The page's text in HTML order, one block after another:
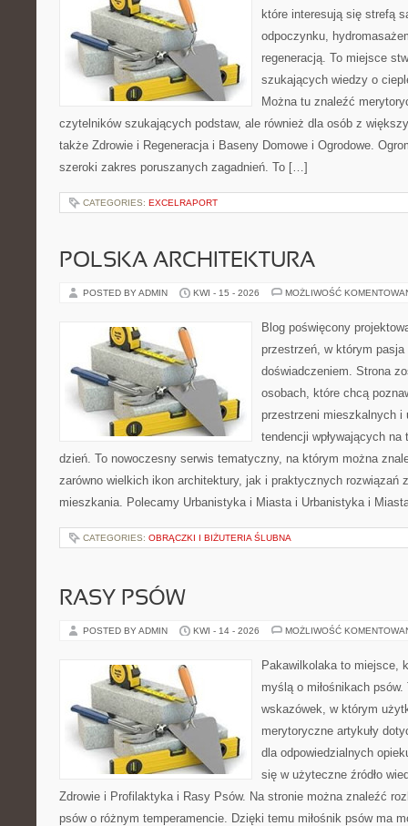
które interesują się strefą
odpoczynku,
regeneracją. To miejsce
szukających wiedzy o
Można tu znaleźć
czytelników szukających podstaw, ale również dla osób z
także Zdrowie i Regeneracja i Baseny Domowe i Ogrodowe.
szeroki zakres poruszanych zagadnień. To […]
CATEGORIES: EXCELRAPORT
POLSKA ARCHITEKTURA
POSTED BY ADMIN KWI - 15 - 2026 MOŻLIWOŚĆ
Blog poświęcony
przestrzeń, w którym
doświadczeniem. Strona
osobach, które chcą
przestrzeni mieszkalnych i
tendencji wpływających
dzień. To nowoczesny serwis tematyczny, na którym można
zarówno wielkich ikon architektury, jak i praktycznych rozwiązań
mieszkania. Polecamy Urbanistyka i Miasta i Urbanistyka i
CATEGORIES: OBRĄCZKI I BIŻUTERIA ŚLUBNA
RASY PSÓW
POSTED BY ADMIN KWI - 14 - 2026 MOŻLIWOŚĆ
Pakawilkolaka to miejsce,
myślą o miłośnikach
wskazówek, w którym
merytoryczne artykuły
dla odpowiedzialnych
się w użyteczne źródło
Zdrowie i Profilaktyka i Rasy Psów. Na stronie można znaleźć
psów o różnym temperamencie. Dzięki temu miłośnik psów ma